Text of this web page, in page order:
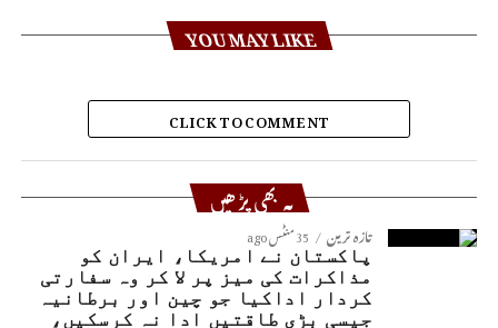
YOU MAY LIKE
CLICK TO COMMENT
یہ بھی پڑھیں
تازہ ترین 35 منٹس ago
پاکستان نے امریکا، ایران کو
مذاکرات کی میز پر لا کر وہ سفارتی
کردار اداکیا جو چین اور برطانیہ
جیسی بڑی طاقتیں ادا نہ کرسکیں،